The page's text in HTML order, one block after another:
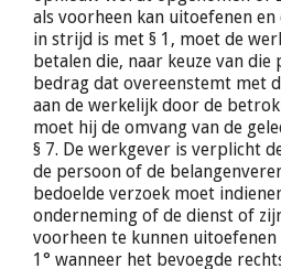
als voorheen kan uitoefenen
in strijd is met § 1, moet de
betalen die, naar keuze van
bedrag dat overeenstemt met
aan de werkelijk door de
moet hij de omvang van de
§ 7. De werkgever is verplicht
de persoon of de
bedoelde verzoek moet
onderneming of de dienst of
voorheen te kunnen uitoefenen
1° wanneer het bevoegde